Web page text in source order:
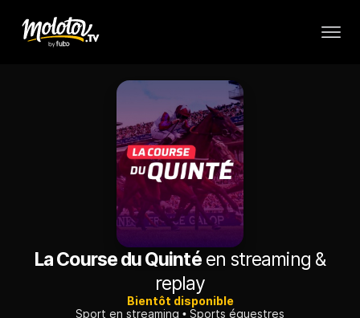
La Course du Quintéen streaming &
replay
Bientôt disponible
Sport en streaming
Sports équestres